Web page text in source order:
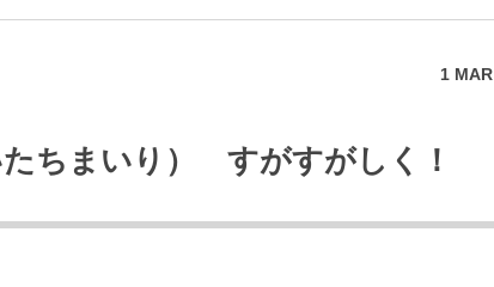
1 MAR
ちまいり） すがすがしく！